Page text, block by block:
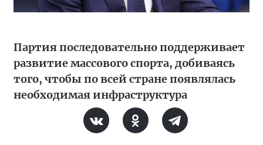
Партия последовательно поддерживает
развитие массового спорта, добиваясь
того, чтобы по всей стране появлялась
необходимая инфраструктура